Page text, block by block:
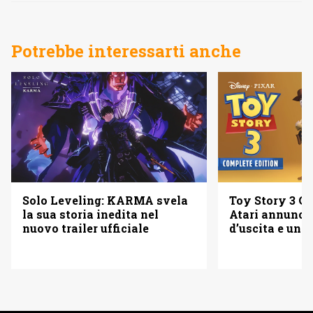
Potrebbe interessarti anche
Solo Leveling: KARMA svela
la sua storia inedita nel
nuovo trailer ufficiale
Toy Story 3
Atari
d’uscita e